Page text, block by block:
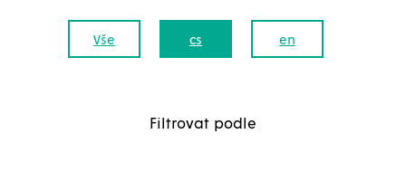
Vše cs en
Filtrovat podle